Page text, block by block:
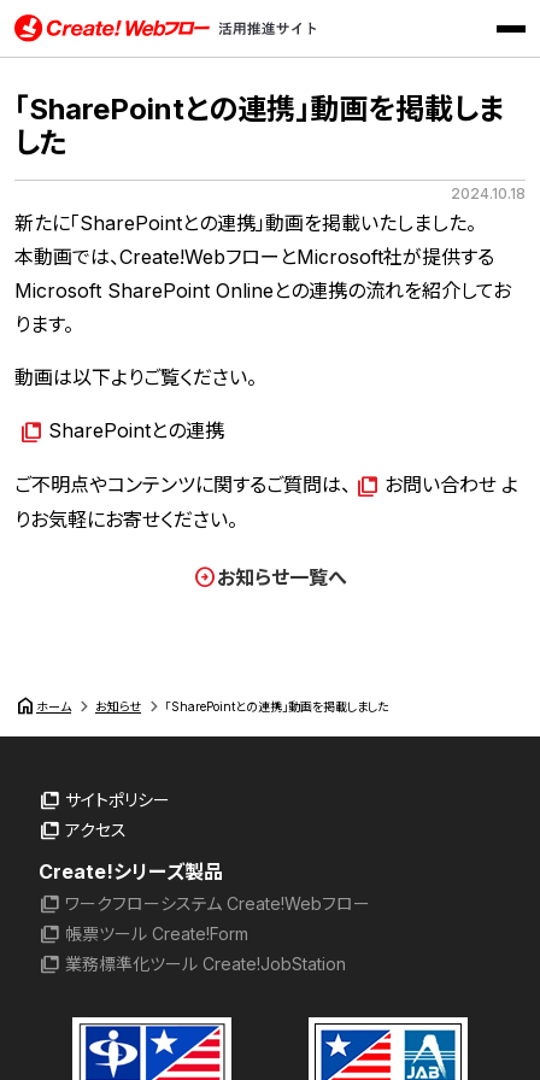
Create!Webフロー活用推進サイト インフォテック株式会社
メ
「SharePointとの連携」動画を掲載しま
した
2024.10.18
新たに「SharePointとの連携」動画を掲載いたしました。
本動画では、Create!WebフローとMicrosoft社が提供する
Microsoft SharePoint Onlineとの連携の流れを紹介してお
ります。
動画は以下よりご覧ください。
SharePointとの連携
ご不明点やコンテンツに関するご質問は、 お問い合わせ よ
りお気軽にお寄せください。
お知らせ一覧へ
home ホーム お知らせ 「SharePointとの連携」動画を掲載しました
サイトポリシー
アクセス
Create!シリーズ製品
ワークフローシステム Create!Webフロー
帳票ツール Create!Form
業務標準化ツール Create!JobStation